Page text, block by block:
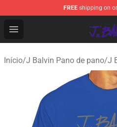
FREE shipping on
Open menu
J Balvin Store - Official J
Início/J Balvin Pano de pano/J